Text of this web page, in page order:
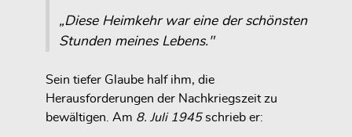
„Diese Heimkehr war eine der schönsten
Stunden meines Lebens."
Sein tiefer Glaube half ihm, die
Herausforderungen der Nachkriegszeit zu
bewältigen. Am 8. Juli 1945schrieb er: